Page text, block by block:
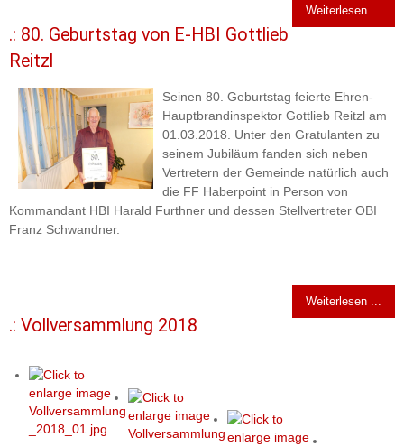
Weiterlesen ...
.: 80. Geburtstag von E-HBI Gottlieb
Reitzl
Seinen 80. Geburtstag feierte Ehren-
Hauptbrandinspektor Gottlieb Reitzl am
01.03.2018. Unter den Gratulanten zu
seinem Jubiläum fanden sich neben
Vertretern der Gemeinde natürlich auch
die FF Haberpoint in Person von
Kommandant HBI Harald Furthner und dessen Stellvertreter OBI
Franz Schwandner.
Weiterlesen ...
.: Vollversammlung 2018